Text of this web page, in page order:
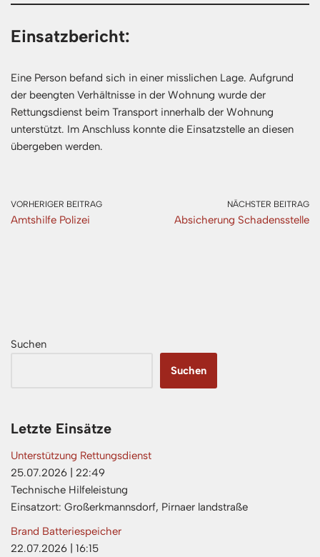
Einsatzbericht:
Eine Person befand sich in einer misslichen Lage. Aufgrund
der beengten Verhältnisse in der Wohnung wurde der
Rettungsdienst beim Transport innerhalb der Wohnung
unterstützt. Im Anschluss konnte die Einsatzstelle an diesen
übergeben werden.
VORHERIGER BEITRAG
Amtshilfe Polizei
NÄCHSTER BEITRAG
Absicherung Schadensstelle
Suchen
Suchen
Letzte Einsätze
Unterstützung Rettungsdienst
25.07.2026
22:49
Technische Hilfeleistung
Einsatzort: Großerkmannsdorf, Pirnaer landstraße
Brand Batteriespeicher
22.07.2026
16:15